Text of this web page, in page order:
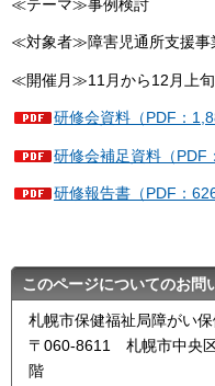
≪テーマ≫事例検討
≪対象者≫障害児通所支援事
≪開催月≫11月から12月上旬
研修会資料（PDF：
研修会補足資料（PDF
研修報告書（PDF：
このページについてのお問
札幌市保健福祉局障がい
〒060-8611 札幌市中央
階